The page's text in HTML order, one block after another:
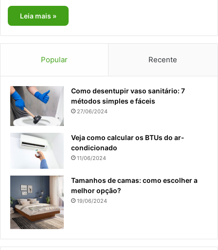
Leia mais »
Popular Recente
Como desentupir vaso sanitário: 7
métodos simples e fáceis
27/06/2024
Veja como calcular os BTUs do ar-
condicionado
11/06/2024
Tamanhos de camas: como escolher a
melhor opção?
19/06/2024